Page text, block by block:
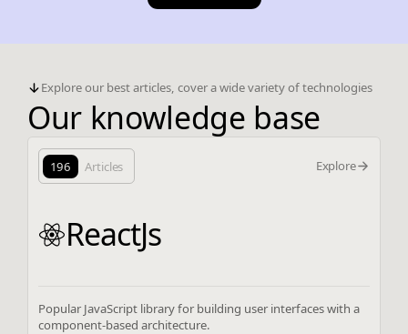
Explore our best articles, cover a wide variety of technologies
Our knowledge base
196 Articles Explore
ReactJs
Popular JavaScript library for building user interfaces with a
component-based architecture.